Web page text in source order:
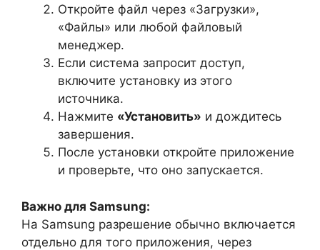
Откройте файл через «Загрузки»,
«Файлы» или любой файловый
менеджер.
Если система запросит доступ,
включите установку из этого
источника.
Нажмите «Установить» и дождитесь
завершения.
После установки откройте приложение
и проверьте, что оно запускается.
Важно для Samsung:
На Samsung разрешение обычно включается
отдельно для того приложения, через